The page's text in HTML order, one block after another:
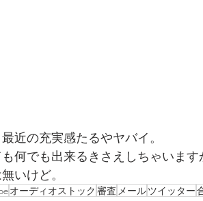
近の充実感たるやヤバイ。
何でも出来るきさえしちゃいます
いけど。
オーディオストック 審査 メールツイッター